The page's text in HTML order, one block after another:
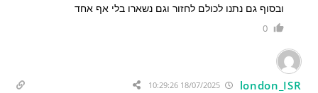
ובסוף גם נתנו לכולם לחזור וגם נשארו בלי אף אחד
0
london_ISR
18/07/2025 10:29:26